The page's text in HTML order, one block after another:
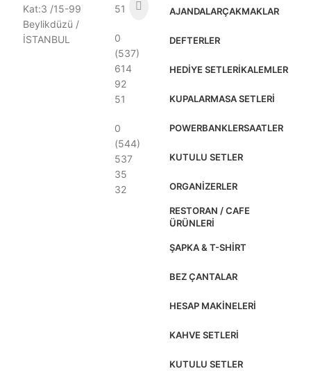
Kat:3 /15-99
Beylikdüzü /
İSTANBUL
51
0
(537)
614
92
51
0
(544)
537
35
32
AJANDALARÇAKMAKLAR
DEFTERLER
HEDIYE SETLERIKALEMLER
KUPALARMASA SETLERI
POWERBANKLERSAATLER
KUTULU SETLER
ORGANIZERLER
RESTORAN / CAFE
ÜRÜNLERI
ŞAPKA & T-SHIRT
BEZ ÇANTALAR
HESAP MAKINELERI
KAHVE SETLERI
KUTULU SETLER